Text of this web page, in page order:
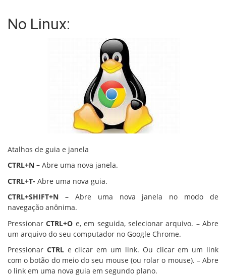
No Linux:
Atalhos de guia e janela
CTRL+N – Abre uma nova janela.
CTRL+T- Abre uma nova guia.
CTRL+SHIFT+N – Abre uma nova janela no modo de
navegação anônima.
PressionarCTRL+O e, em seguida, selecionar arquivo. – Abre
um arquivo do seu computador no Google Chrome.
Pressionar CTRLe clicar em um link. Ou clicar em um link
com o botão do meio do seu mouse (ou rolar o mouse). – Abre
o link em uma nova guia em segundo plano.